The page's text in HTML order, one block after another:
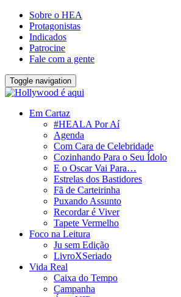
Sobre o HEA
Protagonistas
Indicados
Patrocine
Fale com a gente
Toggle navigation
Em Cartaz
#HEALA Por Aí
Agenda
Com Cara de Celebridade
Cozinhando Para o Seu Ídolo
E o Oscar Vai Para…
Estrelas dos Bastidores
Fã de Carteirinha
Puxando Assunto
Recordar é Viver
Tapete Vermelho
Foco na Leitura
Ju sem Edição
LivroXSeriado
Vida Real
Caixa do Tempo
Campanha